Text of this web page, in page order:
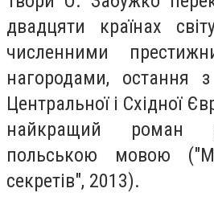
двадцяти країнах
численними
нагородами, остання
Центральної і Східної
найкращий роман
польською мовою
секретів", 2013).